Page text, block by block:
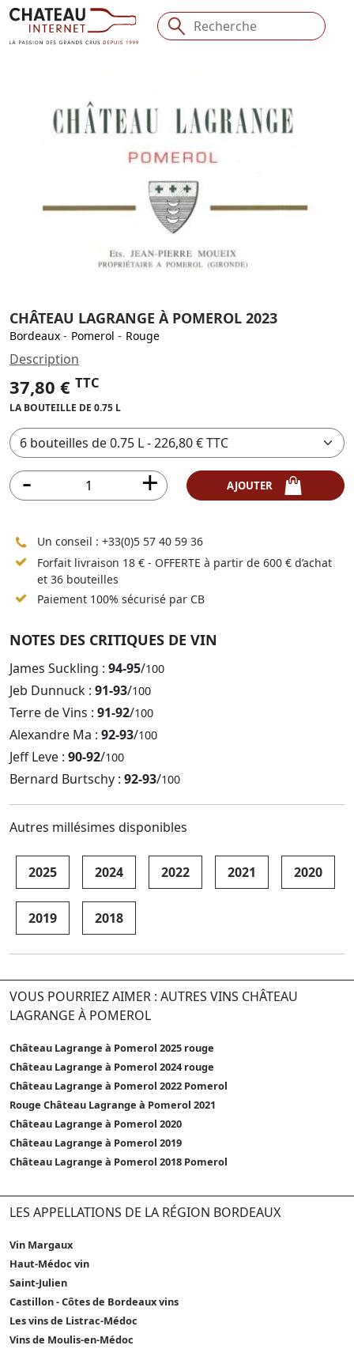
CHÂTEAU LAGRANGE À POMEROL 2023
Bordeaux - Pomerol - Rouge
Description
37,80 € TTC
LA BOUTEILLE DE 0.75 L
Un conseil : +33(0)5 57 40 59 36
Forfait livraison 18 € - OFFERTE à partir de 600 € d’achat
et 36 bouteilles
Paiement 100% sécurisé par CB
NOTES DES CRITIQUES DE VIN
James Suckling : 94-95/100
Jeb Dunnuck : 91-93/100
Terre de Vins : 91-92/100
Alexandre Ma : 92-93/100
Jeff Leve : 90-92/100
Bernard Burtschy : 92-93/100
Autres millésimes disponibles
2025 2024 2022 2021 2020
2019 2018
VOUS POURRIEZ AIMER : AUTRES VINS CHÂTEAU
LAGRANGE À POMEROL
Château Lagrange à Pomerol 2025 rouge
Château Lagrange à Pomerol 2024 rouge
Château Lagrange à Pomerol 2022 Pomerol
Rouge Château Lagrange à Pomerol 2021
Château Lagrange à Pomerol 2020
Château Lagrange à Pomerol 2019
Château Lagrange à Pomerol 2018 Pomerol
LES APPELLATIONS DE LA RÉGION BORDEAUX
Vin Margaux
Haut-Médoc vin
Saint-Julien
Castillon - Côtes de Bordeaux vins
Les vins de Listrac-Médoc
Vins de Moulis-en-Médoc